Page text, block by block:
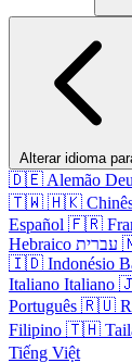
Alterar idioma
🇩🇪 Alemão
🇹🇼 🇭🇰
Español 🇫🇷
Hebraico עברית
🇮🇩 Indonésio
Italiano Italiano
Português 🇷🇺
Filipino 🇹🇭
Tiếng Việt